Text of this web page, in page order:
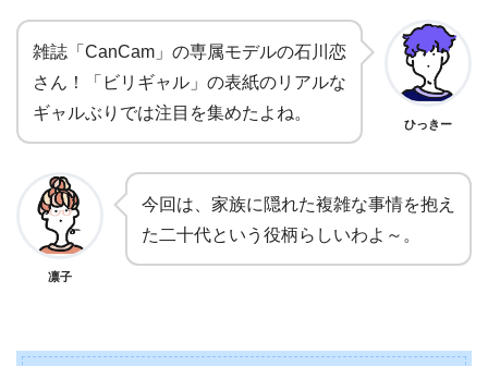
雑誌「CanCam」の専属モデルの石川恋
さん！「ビリギャル」の表紙のリアルな
ギャルぶりでは注目を集めたよね。
ひっきー
凛子
今回は、家族に隠れた複雑な事情を抱え
た二十代という役柄らしいわよ～。